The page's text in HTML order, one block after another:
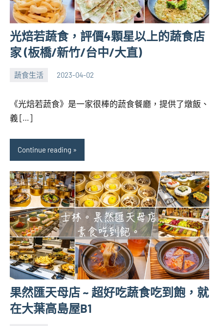
光焙若蔬食，評價4顆星以上的蔬食店
家 (板橋/新竹/台中/大直)
蔬食生活 2023-04-02
張
芋
No
《光焙若蔬食》是一家很棒的蔬食餐廳，提供了燉飯、
義 […]
Continue reading
果然匯天母店 ~ 超好吃蔬食吃到飽，就
在大葉高島屋B1